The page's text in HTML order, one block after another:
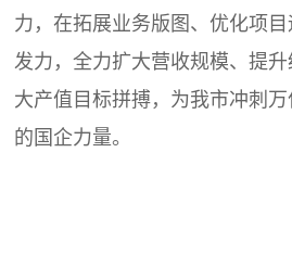
力，在拓展业务版图、优化项
发力，全力扩大营收规模、提
大产值目标拼搏，为我市冲刺
的国企力量。